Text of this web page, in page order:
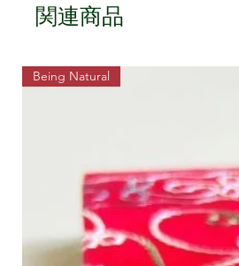
関連商品
Being Natural